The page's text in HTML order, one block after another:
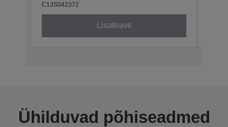
C13S042372
Lisateave
Ühilduvad põhiseadmed